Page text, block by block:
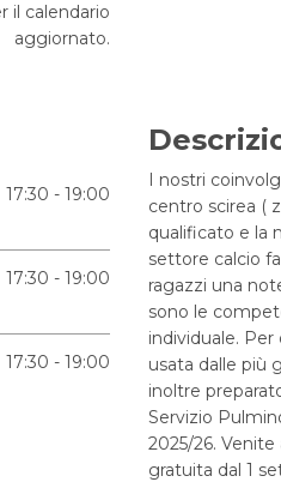
il calendario
aggiornato.
17:30 - 19:00
17:30 - 19:00
17:30 - 19:00
I nostri
centro scirea (
qualificato e la
settore calcio
ragazzi una
sono le
individuale.
usata dalle più
inoltre
Servizio
2025/26.
gratuita dal 1